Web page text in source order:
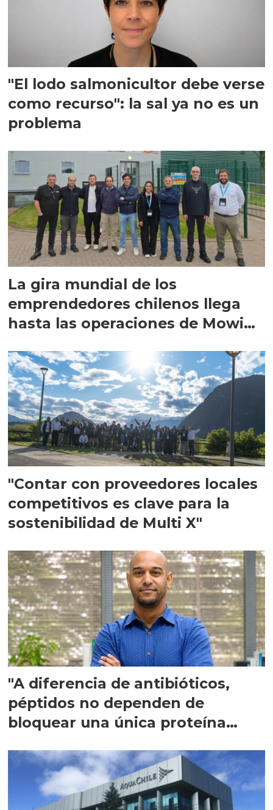
"El lodo salmonicultor debe verse
como recurso": la sal ya no es un
problema
La gira mundial de los
emprendedores chilenos llega
hasta las operaciones de Mowi
"Contar con proveedores locales
competitivos es clave para la
sostenibilidad de Multi X"
"A diferencia de antibióticos,
péptidos no dependen de
bloquear una única proteína